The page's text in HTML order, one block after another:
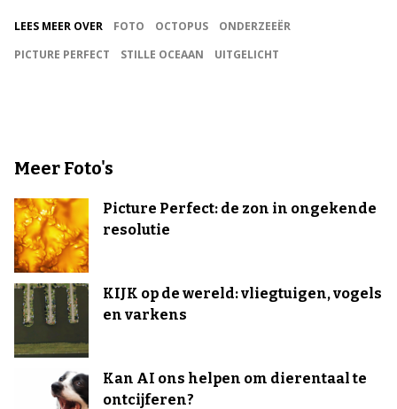
LEES MEER OVER FOTO OCTOPUS
ONDERZEEËR
PICTURE PERFECT
STILLE OCEAAN UITGELICHT
Meer Foto's
Picture Perfect: de zon in ongekende
resolutie
KIJK op de wereld: vliegtuigen, vogels
en varkens
Kan AI ons helpen om dierentaal te
ontcijferen?